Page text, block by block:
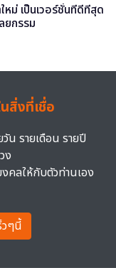
หม่ เป็นเวอร์ชั่นที่ดีที่สุด
ยกรรม
สิ่งที่เชื่อ
น รายเดือน รายปี
ง
คลให้กับตัวท่านเอง
ๆนี้